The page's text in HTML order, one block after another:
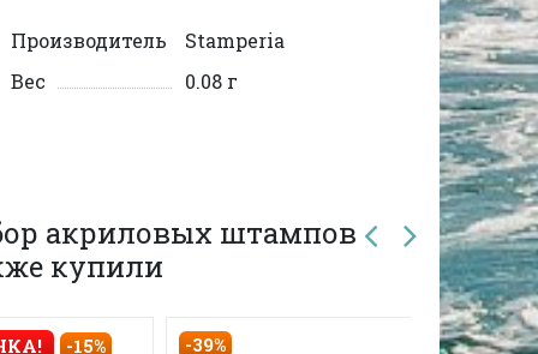
Производитель
Stamperia
Вес
0.08 г
акриловых штампов
купили
-15% -39%